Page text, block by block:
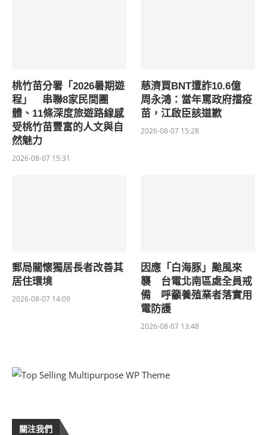
桃竹苗分署「2026暑期遊
程」 串聯8家民間團
體、11條深度旅遊路線感
受桃竹苗豐富的人文與自
然魅力
2026-08-07 15:31
慈濟買BNT遭詐10.6億
周永鴻：當年罵政府擋疫
苗，江啟臣該道歉
2026-08-07 15:28
郵局關懷獨居長者改善其
居住環境
2026-08-07 14:09
因應「白海豚」颱風來
襲 台電北南區處全員戒
備 呼籲養殖業者落實用
電防護
2026-08-07 13:48
關注我們